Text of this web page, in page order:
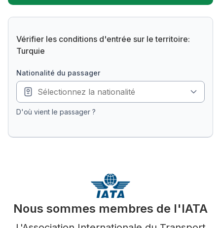
Vérifier les conditions d'entrée sur le territoire:
Turquie
nationalité du passager
D'où vient le passager ?
Nous sommes membres de l'IATA